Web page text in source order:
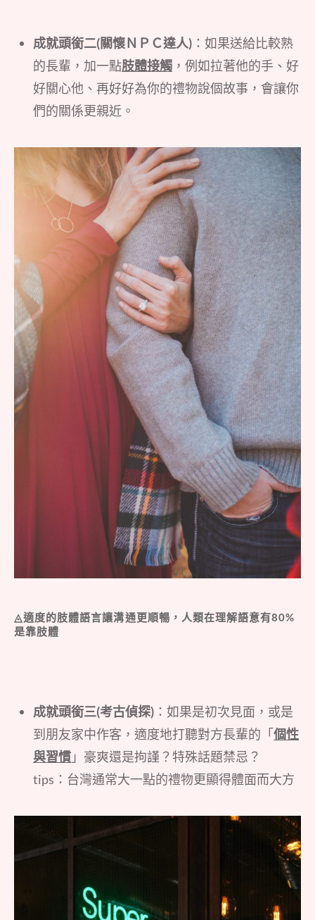
成就頭銜二(關懷ＮＰＣ達人) ：如果送給比較熟
的長輩，加一點肢體接觸 ，例如拉著他的手、好
好關心他、再好好為你的禮物說個故事，會讓你
們的關係更親近。
◬適度的肢體語言讓溝通更順暢，人類在理解語意有80%
是靠肢體
成就頭銜三(考古偵探) ：如果是初次見面，或是
到朋友家中作客，適度地打聽對方長輩的「個性
與習慣 」豪爽還是拘謹？特殊話題禁忌？
tips：台灣通常大一點的禮物更顯得體面而大方